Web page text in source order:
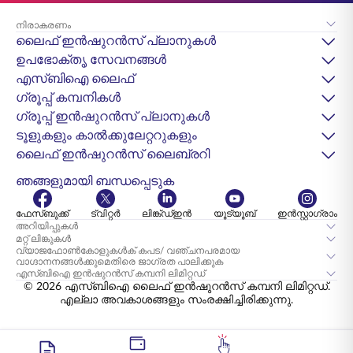
നിരാകരണം
ലൈഫ് ഇൻഷുറൻസ് പ്ലാനുകൾ
ഉപഭോക്തൃ സേവനങ്ങൾ
എസ്‌ബിഐ ലൈഫ്
ഗ്രൂപ്പ് കമ്പനികൾ
ഗ്രൂപ്പ് ഇൻഷുറൻസ് പ്ലാനുകൾ
ടൂളുകളും കാൽക്കുലേറ്ററുകളും
ലൈഫ് ഇൻഷുറൻസ് ലൈബ്രറി
ഞങ്ങളുമായി ബന്ധപ്പെടുക
ഫേസ്ബുക്ക് ട്വിറ്റർ ലിങ്ക്ഡ്ഇൻ യൂട്യൂബ്
ഇൻസ്റ്റാഗ്രാം
അറിയിപ്പുകൾ
മറ്റ് ലിങ്കുകൾ
വ്യാജഫോൺകോളുകൾക് കപട/ വഞ്ചനപരമായ
വാഗ്ദാനനങ്ങൾക്കുമെതിരെ ജാഗ്രത പാലിക്കുക
എസ്‌ബി‌ഐ ഇൻഷുറൻസ് കമ്പനി ലിമിറ്റഡ്
© 2026 എസ്‌ബിഐ ലൈഫ് ഇൻഷുറൻസ് കമ്പനി ലിമിറ്റഡ്.
എല്ലാ അവകാശങ്ങളും സംരക്ഷിച്ചിരിക്കുന്നു.